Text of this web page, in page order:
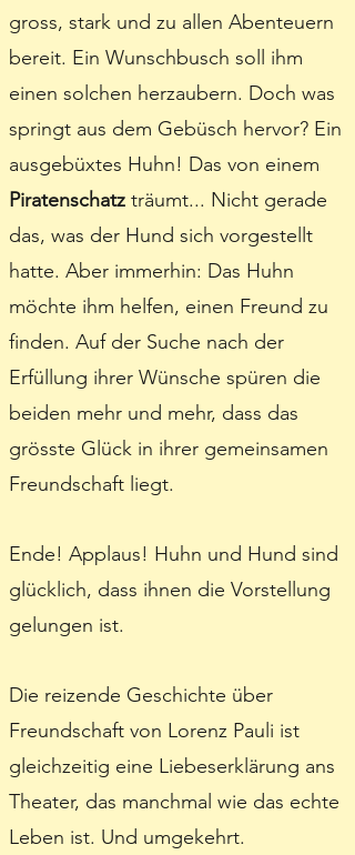
gross, stark und zu allen Abenteuern
bereit. Ein Wunschbusch soll ihm
einen solchen herzaubern. Doch was
springt aus dem Gebüsch hervor? Ein
ausgebüxtes Huhn! Das von einem
Piratenschatz träumt... Nicht gerade
das, was der Hund sich vorgestellt
hatte. Aber immerhin: Das Huhn
möchte ihm helfen, einen Freund zu
finden. Auf der Suche nach der
Erfüllung ihrer Wünsche spüren die
beiden mehr und mehr, dass das
grösste Glück in ihrer gemeinsamen
Freundschaft liegt.
Ende! Applaus! Huhn und Hund sind
glücklich, dass ihnen die Vorstellung
gelungen ist.
Die reizende Geschichte über
Freundschaft von Lorenz Pauli ist
gleichzeitig eine Liebeserklärung ans
Theater, das manchmal wie das echte
Leben ist. Und umgekehrt.